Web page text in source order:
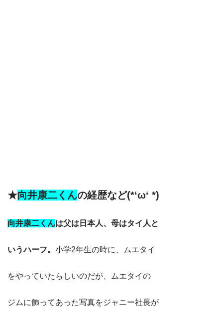
★向井康二くんの経歴など(*‘ω‘ *)
向井康二くんは父は日本人、母はタイ人と
いうハーフ。 小学2年生の時に、ムエタイ
をやっていたらしいのだが、ムエタイの
ジムに飾ってあった写真をジャニー社長が